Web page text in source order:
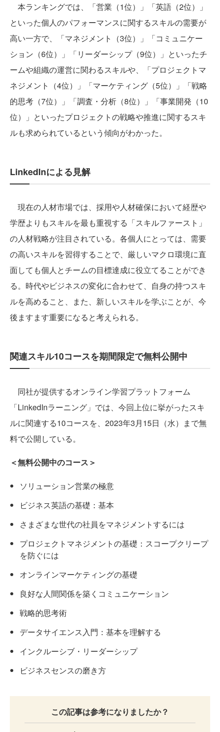
本ランキングでは、「営業（1位）」「英語（2位）」
といった個人のパフォーマンスに関するスキルの需要が
高い一方で、「マネジメント（3位）」「コミュニケー
ション（6位）」「リーダーシップ（9位）」といったチ
ームや組織の運営に関わるスキルや、「プロジェクトマ
ネジメント（4位）」「マーケティング（5位）」「戦略
的思考（7位）」「調査・分析（8位）」「事業開発（10
位）」といったプロジェクトの戦略や推進に関するスキ
ルも求められているという傾向がわかった。
LinkedInによる見解
現在の人材市場では、採用や人材確保において経歴や
学歴よりもスキルを最も重視する「スキルファースト」
の人材戦略が注目されている。各個人にとっては、需要
の高いスキルを習得することで、厳しいマクロ環境に直
面しても個人とチームの目標達成に役立てることができ
る。時代やビジネスの変化に合わせて、自身の持つスキ
ルを高めること、また、新しいスキルを学ぶことが、今
後ますます重要になると考えられる。
関連スキル10コースを期間限定で無料公開中
同社が提供するオンライン学習プラットフォーム
「LinkedInラーニング」では、今回上位に挙がったスキ
ルに関連する10コースを、2023年3月15日（水）まで無
料で公開している。
＜無料公開中のコース＞
ソリューション営業の極意
ビジネス英語の基礎：基本
さまざまな世代の社員をマネジメントするには
プロジェクトマネジメントの基礎：スコープクリープ
を防ぐには
オンラインマーケティングの基礎
良好な人間関係を築くコミュニケーション
戦略的思考術
データサイエンス入門：基本を理解する
インクルーシブ・リーダーシップ
ビジネスセンスの磨き方
この記事は参考になりましたか？